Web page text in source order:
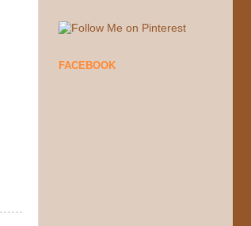
FACEBOOK